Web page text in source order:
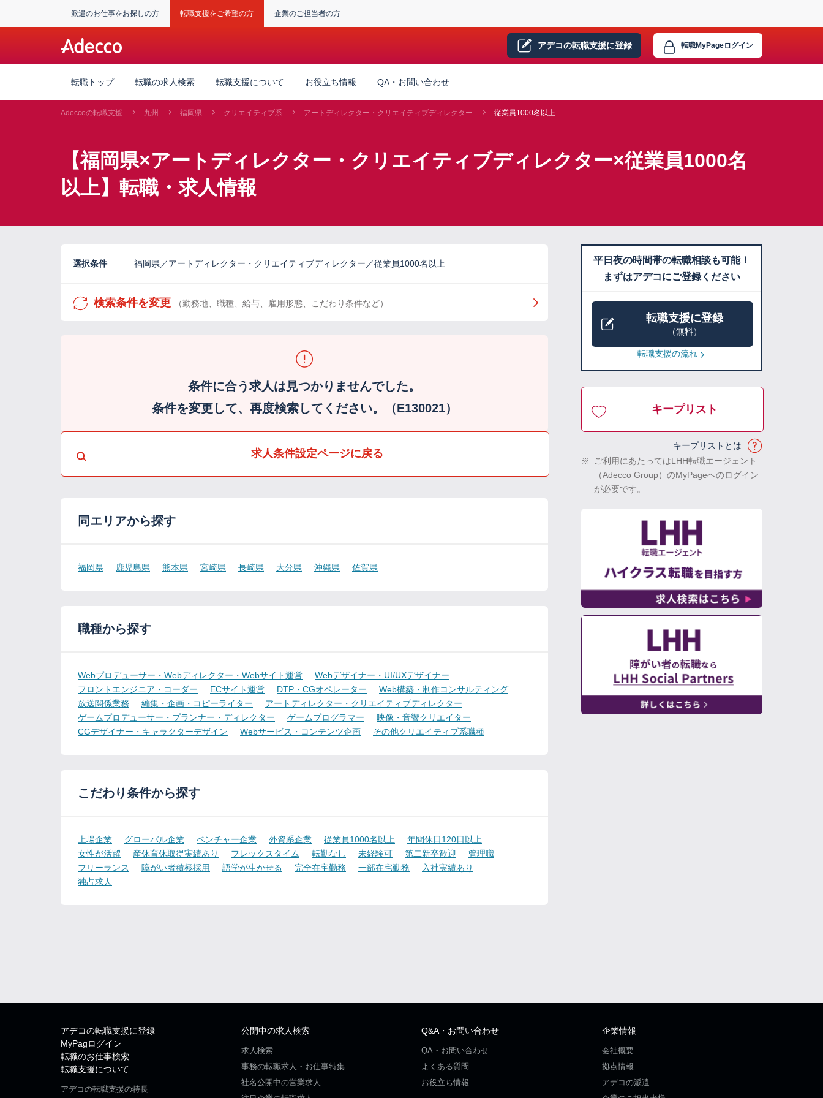
派遣のお仕事をお探しの方 転職支援をご希望の方 企業のご担当者の方
アデコの転職支援に登録 転職MyPageログイン
転職トップ 転職の求人検索 転職支援について お役立ち情報 QA・お問い合わせ
Adeccoの転職支援 九州 福岡県 クリエイティブ系 アートディレクター・クリエイティブディレクター 従業員1000名以上
【福岡県×アートディレクター・クリエイティブディレクター×従業員1000名
以上】転職・求人情報
選択条件 福岡県／アートディレクター・クリエイティブディレクター／従業員1000名以上
検索条件を変更 （勤務地、職種、給与、雇用形態、こだわり条件など）
条件に合う求人は見つかりませんでした。
条件を変更して、再度検索してください。（E130021）
求人条件設定ページに戻る
同エリアから探す
福岡県 鹿児島県 熊本県 宮崎県 長崎県 大分県 沖縄県 佐賀県
職種から探す
Webプロデューサー・Webディレクター・Webサイト運営
Webデザイナー・UI/UXデザイナー
フロントエンジニア・コーダー
ECサイト運営 DTP・CGオペレーター
Web構築・制作コンサルティング
放送関係業務
編集・企画・コピーライター
アートディレクター・クリエイティブディレクター
ゲームプロデューサー・プランナー・ディレクター
ゲームプログラマー
映像・音響クリエイター
CGデザイナー・キャラクターデザイン
Webサービス・コンテンツ企画 その他クリエイティブ系職種
こだわり条件から探す
上場企業 グローバル企業 ベンチャー企業 外資系企業 従業員1000名以上
年間休日120日以上
女性が活躍
産休育休取得実績あり フレックスタイム 転勤なし 未経験可 第二新卒歓迎
管理職
フリーランス
障がい者積極採用 語学が生かせる 完全在宅勤務 一部在宅勤務
入社実績あり
独占求人
平日夜の時間帯の転職相談も可能！
まずはアデコにご登録ください
転職支援に登録
（無料）
転職支援の流れ
キープリスト
キープリストとは
※
ご利用にあたってはLHH転職エージェント
（Adecco Group）のMyPageへのログイン
が必要です。
アデコの転職支援に登録
MyPagログイン
転職のお仕事検索
転職支援について
アデコの転職支援の特長
公開中の求人検索
求人検索
事務の転職求人・お仕事特集
社名公開中の営業求人
Q&A・お問い合わせ
QA・お問い合わせ
よくある質問
お役立ち情報
企業情報
会社概要
拠点情報
アデコの派遣